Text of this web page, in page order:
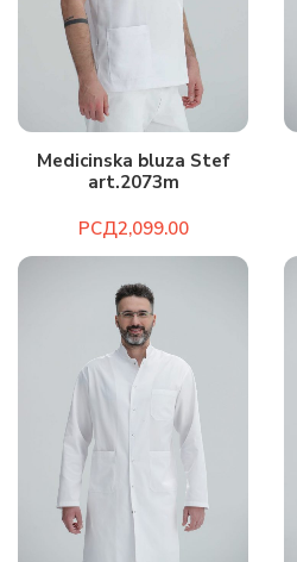
Medicinska bluza Stef
art.2073m
РСД